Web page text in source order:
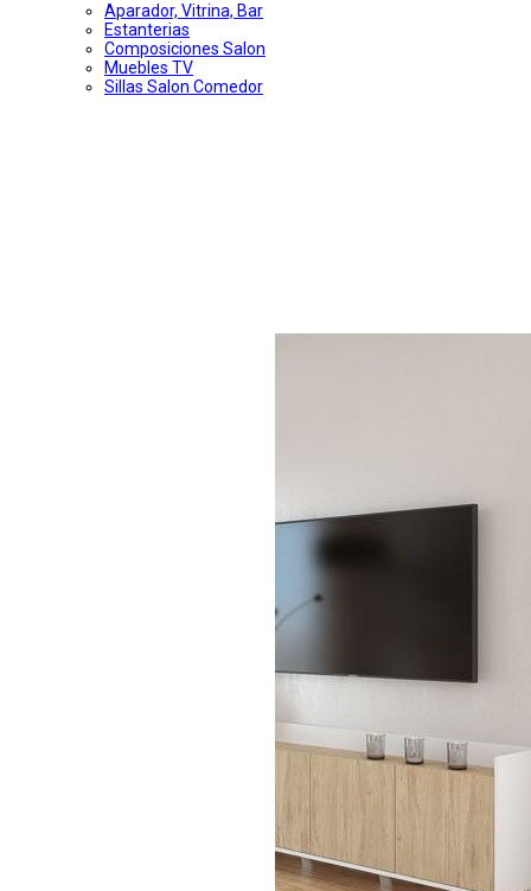
Aparador, Vitrina, Bar
Estanterias
Composiciones Salon
Muebles TV
Sillas Salon Comedor